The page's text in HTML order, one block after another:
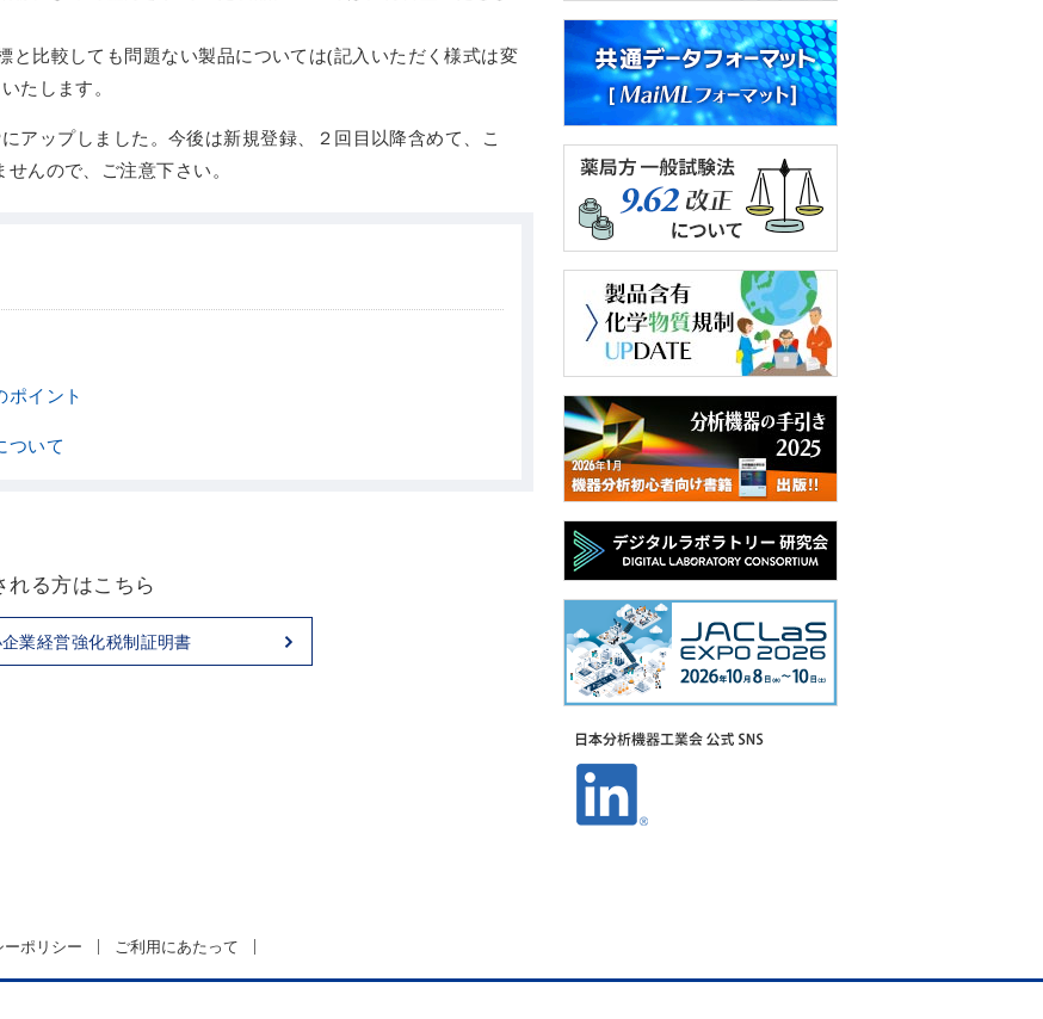
と比較しても問題ない製品については(記入いただく様式は変
たします。
アップしました。今後は新規登録、２回目以降含めて、こ
んので、ご注意下さい。
ポイント
ついて
れる方はこちら
業経営強化税制証明書
ポリシー ご利用にあたって